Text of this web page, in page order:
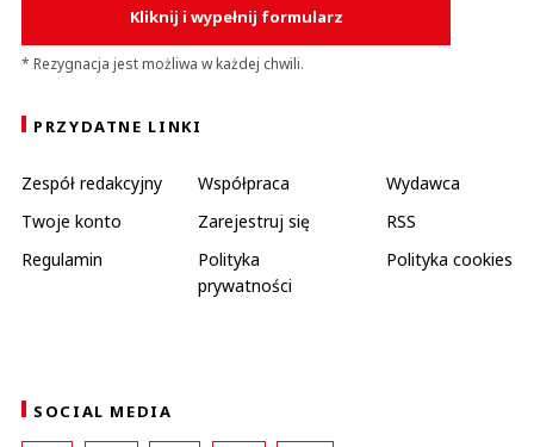
Kliknij i wypełnij formularz
* Rezygnacja jest możliwa w każdej chwili.
PRZYDATNE LINKI
Zespół redakcyjny Współpraca
Wydawca
Twoje konto
Zarejestruj się
RSS
Regulamin
Polityka
prywatności
Polityka cookies
SOCIAL MEDIA